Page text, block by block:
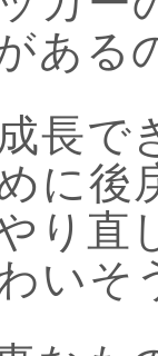
ある
長で
に後
り直
いそ